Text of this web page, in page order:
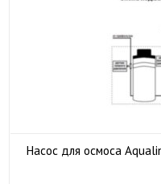
Насос для осмоса